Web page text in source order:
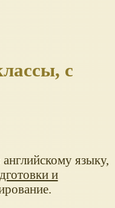
с
языку,
и